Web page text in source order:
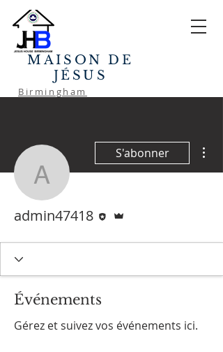
MAISON DE
JÉSUS
Birmingham
admin47418
S'abonner
admin47418
Événements
Gérez et suivez vos événements ici.